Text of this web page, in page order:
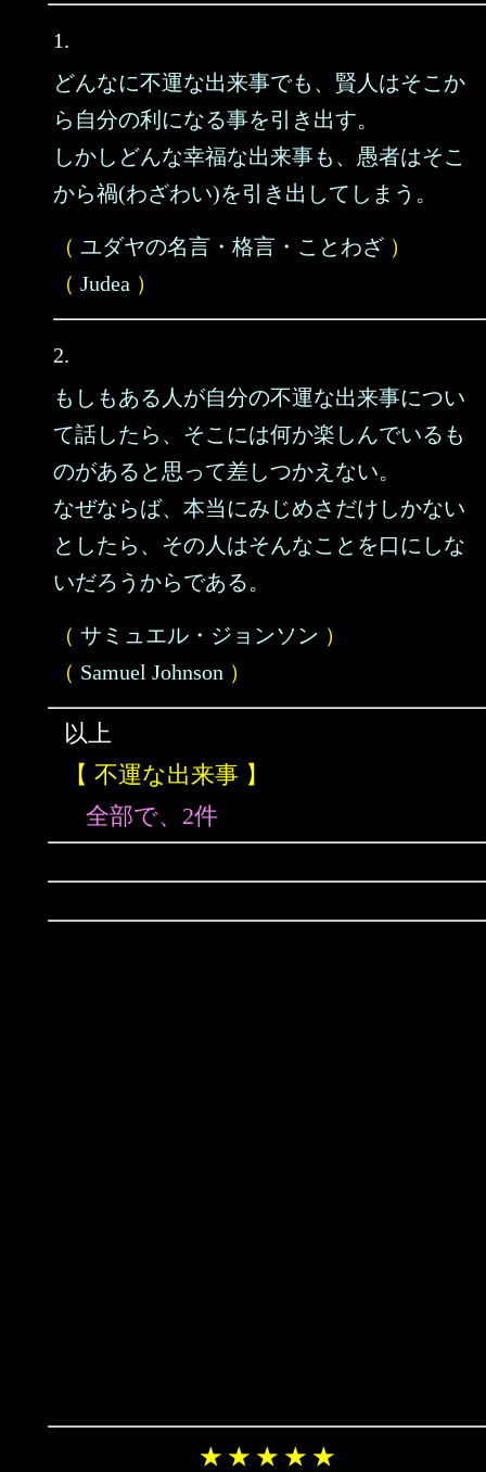
1.
どんなに不運な出来事でも、賢人はそこか
ら自分の利になる事を引き出す。
しかしどんな幸福な出来事も、愚者はそこ
から禍(わざわい)を引き出してしまう。
（ ユダヤの名言・格言・ことわざ ）
（ Judea ）
2.
もしもある人が自分の不運な出来事につい
て話したら、そこには何か楽しんでいるも
のがあると思って差しつかえない。
なぜならば、本当にみじめさだけしかない
としたら、その人はそんなことを口にしな
いだろうからである。
（ サミュエル・ジョンソン ）
（ Samuel Johnson ）
以上
【 不運な出来事 】
全部で、2件
★ ★ ★ ★ ★